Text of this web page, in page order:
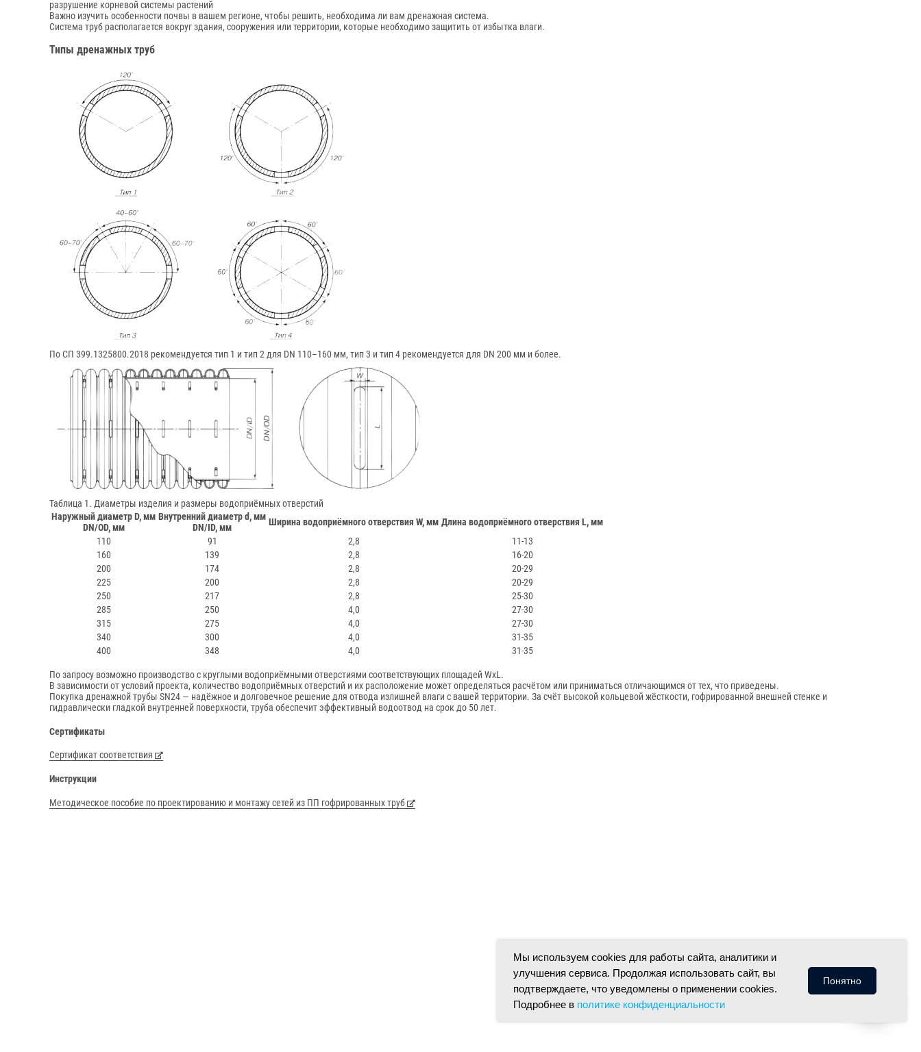
Мы используем cookies для работы сайта, аналитики и
улучшения сервиса. Продолжая использовать сайт, вы
подтверждаете, что уведомлены о применении cookies.
Подробнее в политике конфиденциальности
Понятно
разрушение корневой системы растений
Важно изучить особенности почвы в вашем регионе, чтобы решить, необходима ли вам дренажная система.
Система труб располагается вокруг здания, сооружения или территории, которые необходимо защитить от избытка влаги.
Типы дренажных труб
По СП 399.1325800.2018 рекомендуется тип 1 и тип 2 для DN 110–160 мм, тип 3 и тип 4 рекомендуется для DN 200 мм и более.
Таблица 1. Диаметры изделия и размеры водоприёмных отверстий
Наружный диаметр D, мм
DN/OD, мм
Внутренний диаметр d, мм
DN/ID, мм
Ширина водоприёмного отверствия W, мм Длина водоприёмного отверствия L, мм
110
91 2,8
11-13
160
139 2,8
16-20
200
174 2,8
20-29
225
200 2,8
20-29
250
217 2,8
25-30
285
250 4,0
27-30
315
275 4,0
27-30
340
300 4,0
31-35
400
348 4,0 31-35
По запросу возможно производство с круглыми водоприёмными отверстиями соответствующих площадей WхL.
В зависимости от условий проекта, количество водоприёмных отверстий и их расположение может определяться расчётом или приниматься отличающимся от тех, что приведены.
Покупка дренажной трубы SN24 — надёжное и долговечное решение для отвода излишней влаги с вашей территории. За счёт высокой кольцевой жёсткости, гофрированной внешней стенке и
гидравлически гладкой внутренней поверхности, труба обеспечит эффективный водоотвод на срок до 50 лет.
Сертификаты
Сертификат соответствия
Инструкции
Методическое пособие по проектированию и монтажу сетей из ПП гофрированных труб